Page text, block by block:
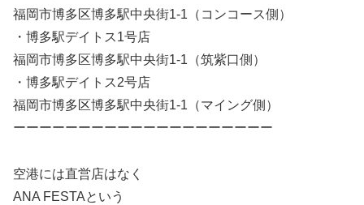
福岡市博多区博多駅中央街1-1（コンコース側）
・博多駅デイトス1号店
福岡市博多区博多駅中央街1-1（筑紫口側）
・博多駅デイトス2号店
福岡市博多区博多駅中央街1-1（マイング側）
ーーーーーーーーーーーーーーーーーーーー
空港には直営店はなく
ANA FESTAという